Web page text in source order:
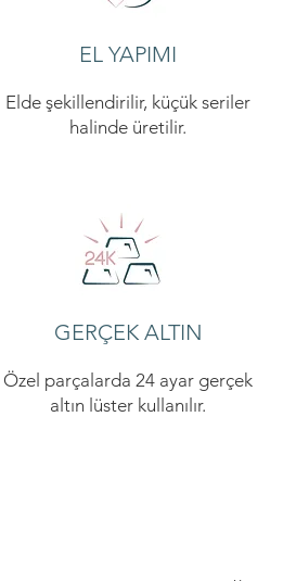
EL YAPIMI
Elde şekillendirilir, küçük seriler
halinde üretilir.
GERÇEK ALTIN
Özel parçalarda 24 ayar gerçek
altın lüster kullanılır.